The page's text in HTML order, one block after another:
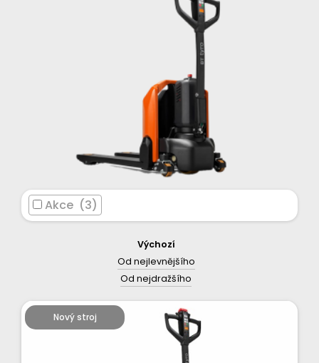
Akce (3)
Výchozí
Od nejlevnějšího
Od nejdražšího
Nový stroj